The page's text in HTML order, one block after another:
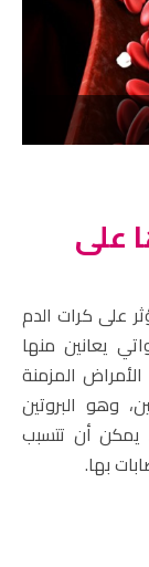
على
على كرات الدم
يعانين منها
المزمنة
وهو البروتين
أن تتسبب
بها.